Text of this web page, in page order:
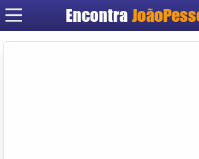
Encontra
Cadastrar